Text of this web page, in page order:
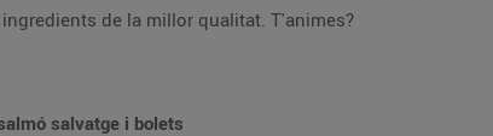
de la millor qualitat. T'animes?
salvatge i bolets